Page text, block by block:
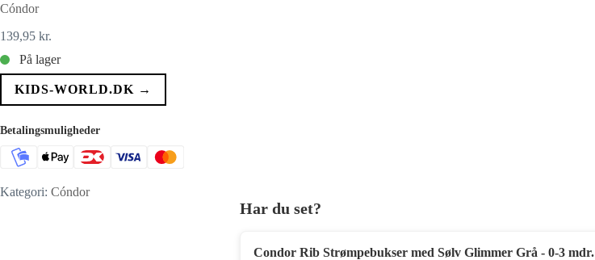
Cóndor
139,95 kr.
På lager
KIDS-WORLD.DK →
Betalingsmuligheder
Kategori: Cóndor
Har du set?
Condor Rib Strømpebukser med Sølv Glimmer Grå - 0-3 mdr.